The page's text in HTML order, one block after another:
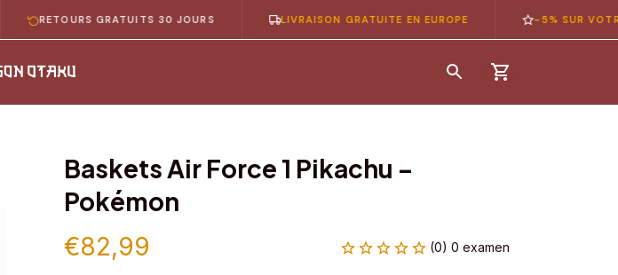
RETOURS GRATUITS 30 JOURS LIVRAISON GRATUITE EN EUROPE -5% SUR VOTRE
Baskets Air Force 1 Pikachu –
Pokémon
€82,99 (0) 0 examen